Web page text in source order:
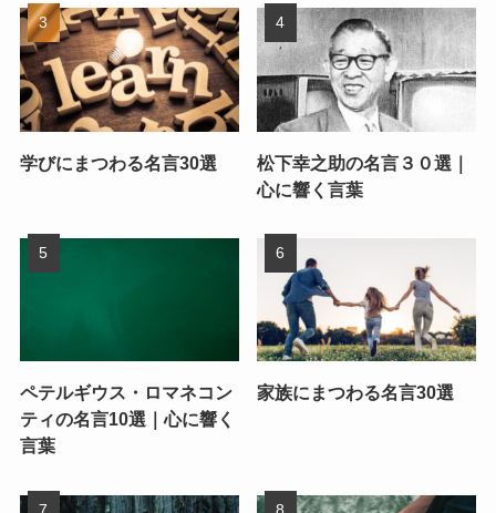
学びにまつわる名言30選
松下幸之助の名言３０選｜
心に響く言葉
ペテルギウス・ロマネコン
ティの名言10選｜心に響く
言葉
家族にまつわる名言30選